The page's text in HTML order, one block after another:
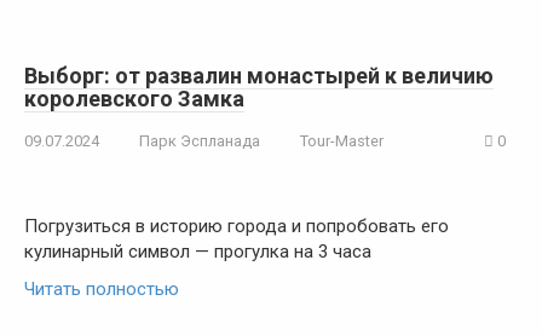
Выборг: от развалин монастырей к величию
королевского Замка
09.07.2024 Парк Эспланада Tour-Master 0
Погрузиться в историю города и попробовать его
кулинарный символ — прогулка на 3 часа
Читать полностью